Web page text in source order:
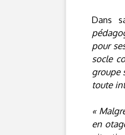
Dans
pour
socle
groupe
toute
«
en